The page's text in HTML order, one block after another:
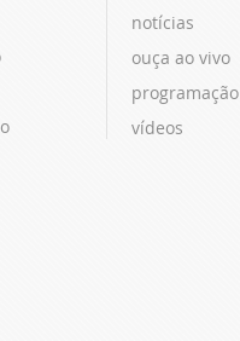
notícias
ouça ao vivo
programação
vídeos